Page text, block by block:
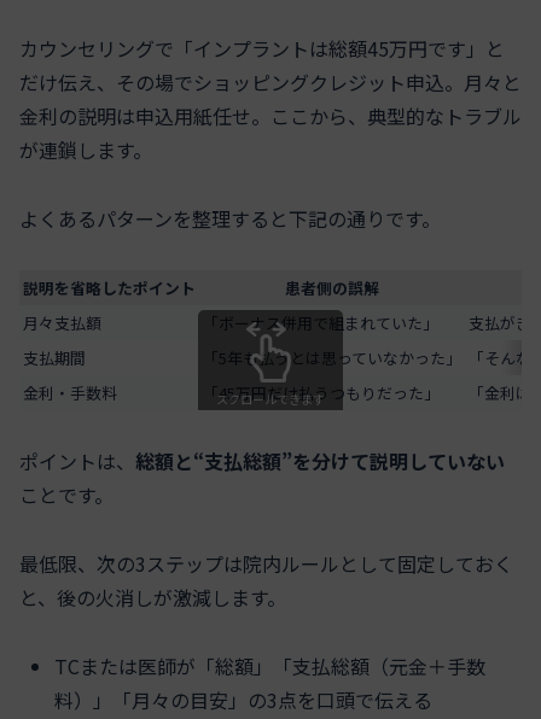
カウンセリングで「インプラントは総額45万円です」と
だけ伝え、その場でショッピングクレジット申込。月々と
金利の説明は申込用紙任せ。ここから、典型的なトラブル
が連鎖します。
よくあるパターンを整理すると下記の通りです。
説明を省略したポイント 患者側の誤解
月々支払額
「ボーナス併用で組まれていた」
支払がき
支払期間
「5年も払うとは思っていなかった」
「そん
金利・手数料
「45万円だけ払うつもりだった」 「金利
スクロールできます
ポイントは、 総額と“支払総額”を分けて説明していない
ことです。
最低限、次の3ステップは院内ルールとして固定しておく
と、後の火消しが激減します。
TCまたは医師が「総額」「支払総額（元金＋手数
料）」「月々の目安」の3点を口頭で伝える